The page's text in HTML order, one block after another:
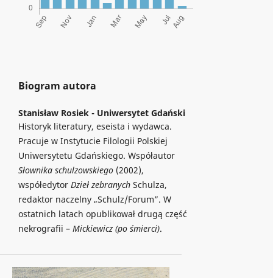
Biogram autora
Stanisław Rosiek - Uniwersytet Gdański
Historyk literatury, eseista i wydawca.
Pracuje w Instytucie Filologii Polskiej
Uniwersytetu Gdańskiego. Współautor
Słownika schulzowskiego(2002),
współedytor Dzieł zebranychSchulza,
redaktor naczelny „Schulz/Forum”. W
ostatnich latach opublikował drugą część
nekrografii – Mickiewicz (po śmierci).